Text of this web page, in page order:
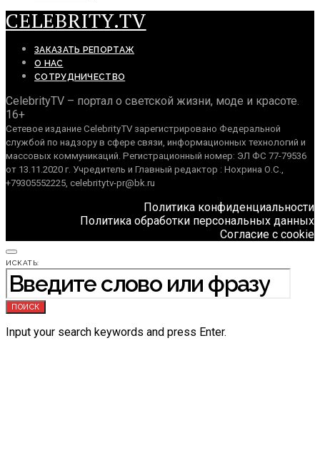
CELEBRITY.TV
ЗАКАЗАТЬ РЕПОРТАЖ
О НАС
СОТРУДНИЧЕСТВО
CelebrityTV – портал о светской жизни, моде и красоте.
16+
Сетевое издание CelebrityTV зарегистрировано Федеральной
службой по надзору в сфере связи, информационных технологий и
массовых коммуникаций. Регистрационный номер: ЭЛ ФС 77-79536
от 13.11.2020 г. Учредитель и Главный редактор : Нохрина О.С.,
+79305552225, celebritytv-pr@bk.ru
Политика конфиденциальности
Политика обработки персональных данных
Согласие с cookie
ИСКАТЬ:
ПОИСК
Input your search keywords and press Enter.